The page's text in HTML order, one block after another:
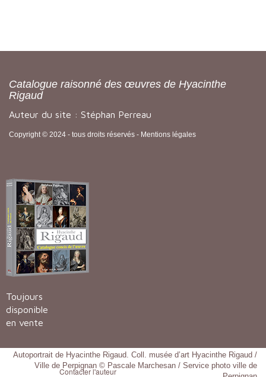
Catalogue raisonné des œuvres de Hyacinthe
Rigaud
Auteur du site : Stéphan Perreau
Copyright © 2024 - tous droits réservés - Mentions légales
Toujours
disponible
en vente
Autoportrait de Hyacinthe Rigaud. Coll. musée d’art Hyacinthe Rigaud /
Ville de Perpignan © Pascale Marchesan / Service photo ville de
Contacter l'auteur